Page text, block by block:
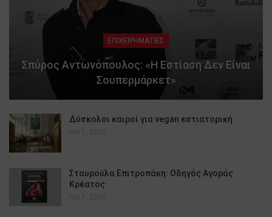
ΕΠΙΧΕΙΡΗΜΑΤΙΕΣ
Σπύρος Αντωνόπουλος: «Η Εστίαση Δεν Είναι
Σουπερμάρκετ»
Δύσκολοι καιροί για vegan εστιατορική
Ιαν 1, 2026
Σταυρούλα Επιτροπάκη: Οδηγός Αγοράς
Κρέατος
Ιαν 1, 2026